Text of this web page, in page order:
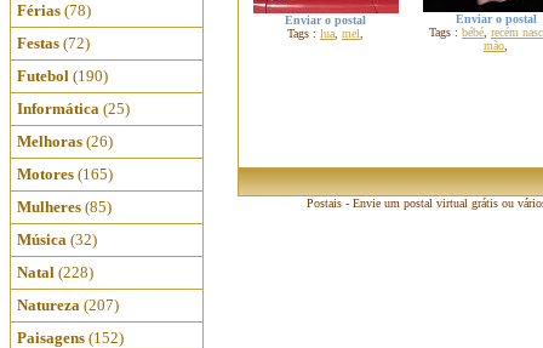
Férias (78)
Festas (72)
Futebol (190)
Informática (25)
Melhoras (26)
Motores (165)
Mulheres (85)
Música (32)
Natal (228)
Natureza (207)
Paisagens (152)
Enviar o postal
Tags : lua mel
Enviar o postal
Tags : bébé recém
mão
Postais - Envie um postal virtual grátis ou